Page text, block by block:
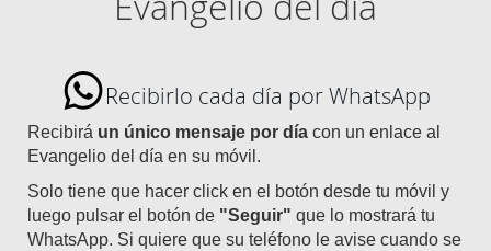
Recibirlo cada día por WhatsApp
Recibirá un único mensaje por día con un enlace al
Evangelio del día en su móvil.
Solo tiene que hacer click en el botón desde tu móvil y
luego pulsar el botón de "Seguir" que lo mostrará tu
WhatsApp. Si quiere que su teléfono le avise cuando se